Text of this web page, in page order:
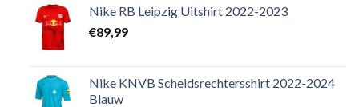
Nike RB Leipzig Uitshirt 2022-2023
€89,99
Nike KNVB Scheidsrechtersshirt 2022-2024
Blauw